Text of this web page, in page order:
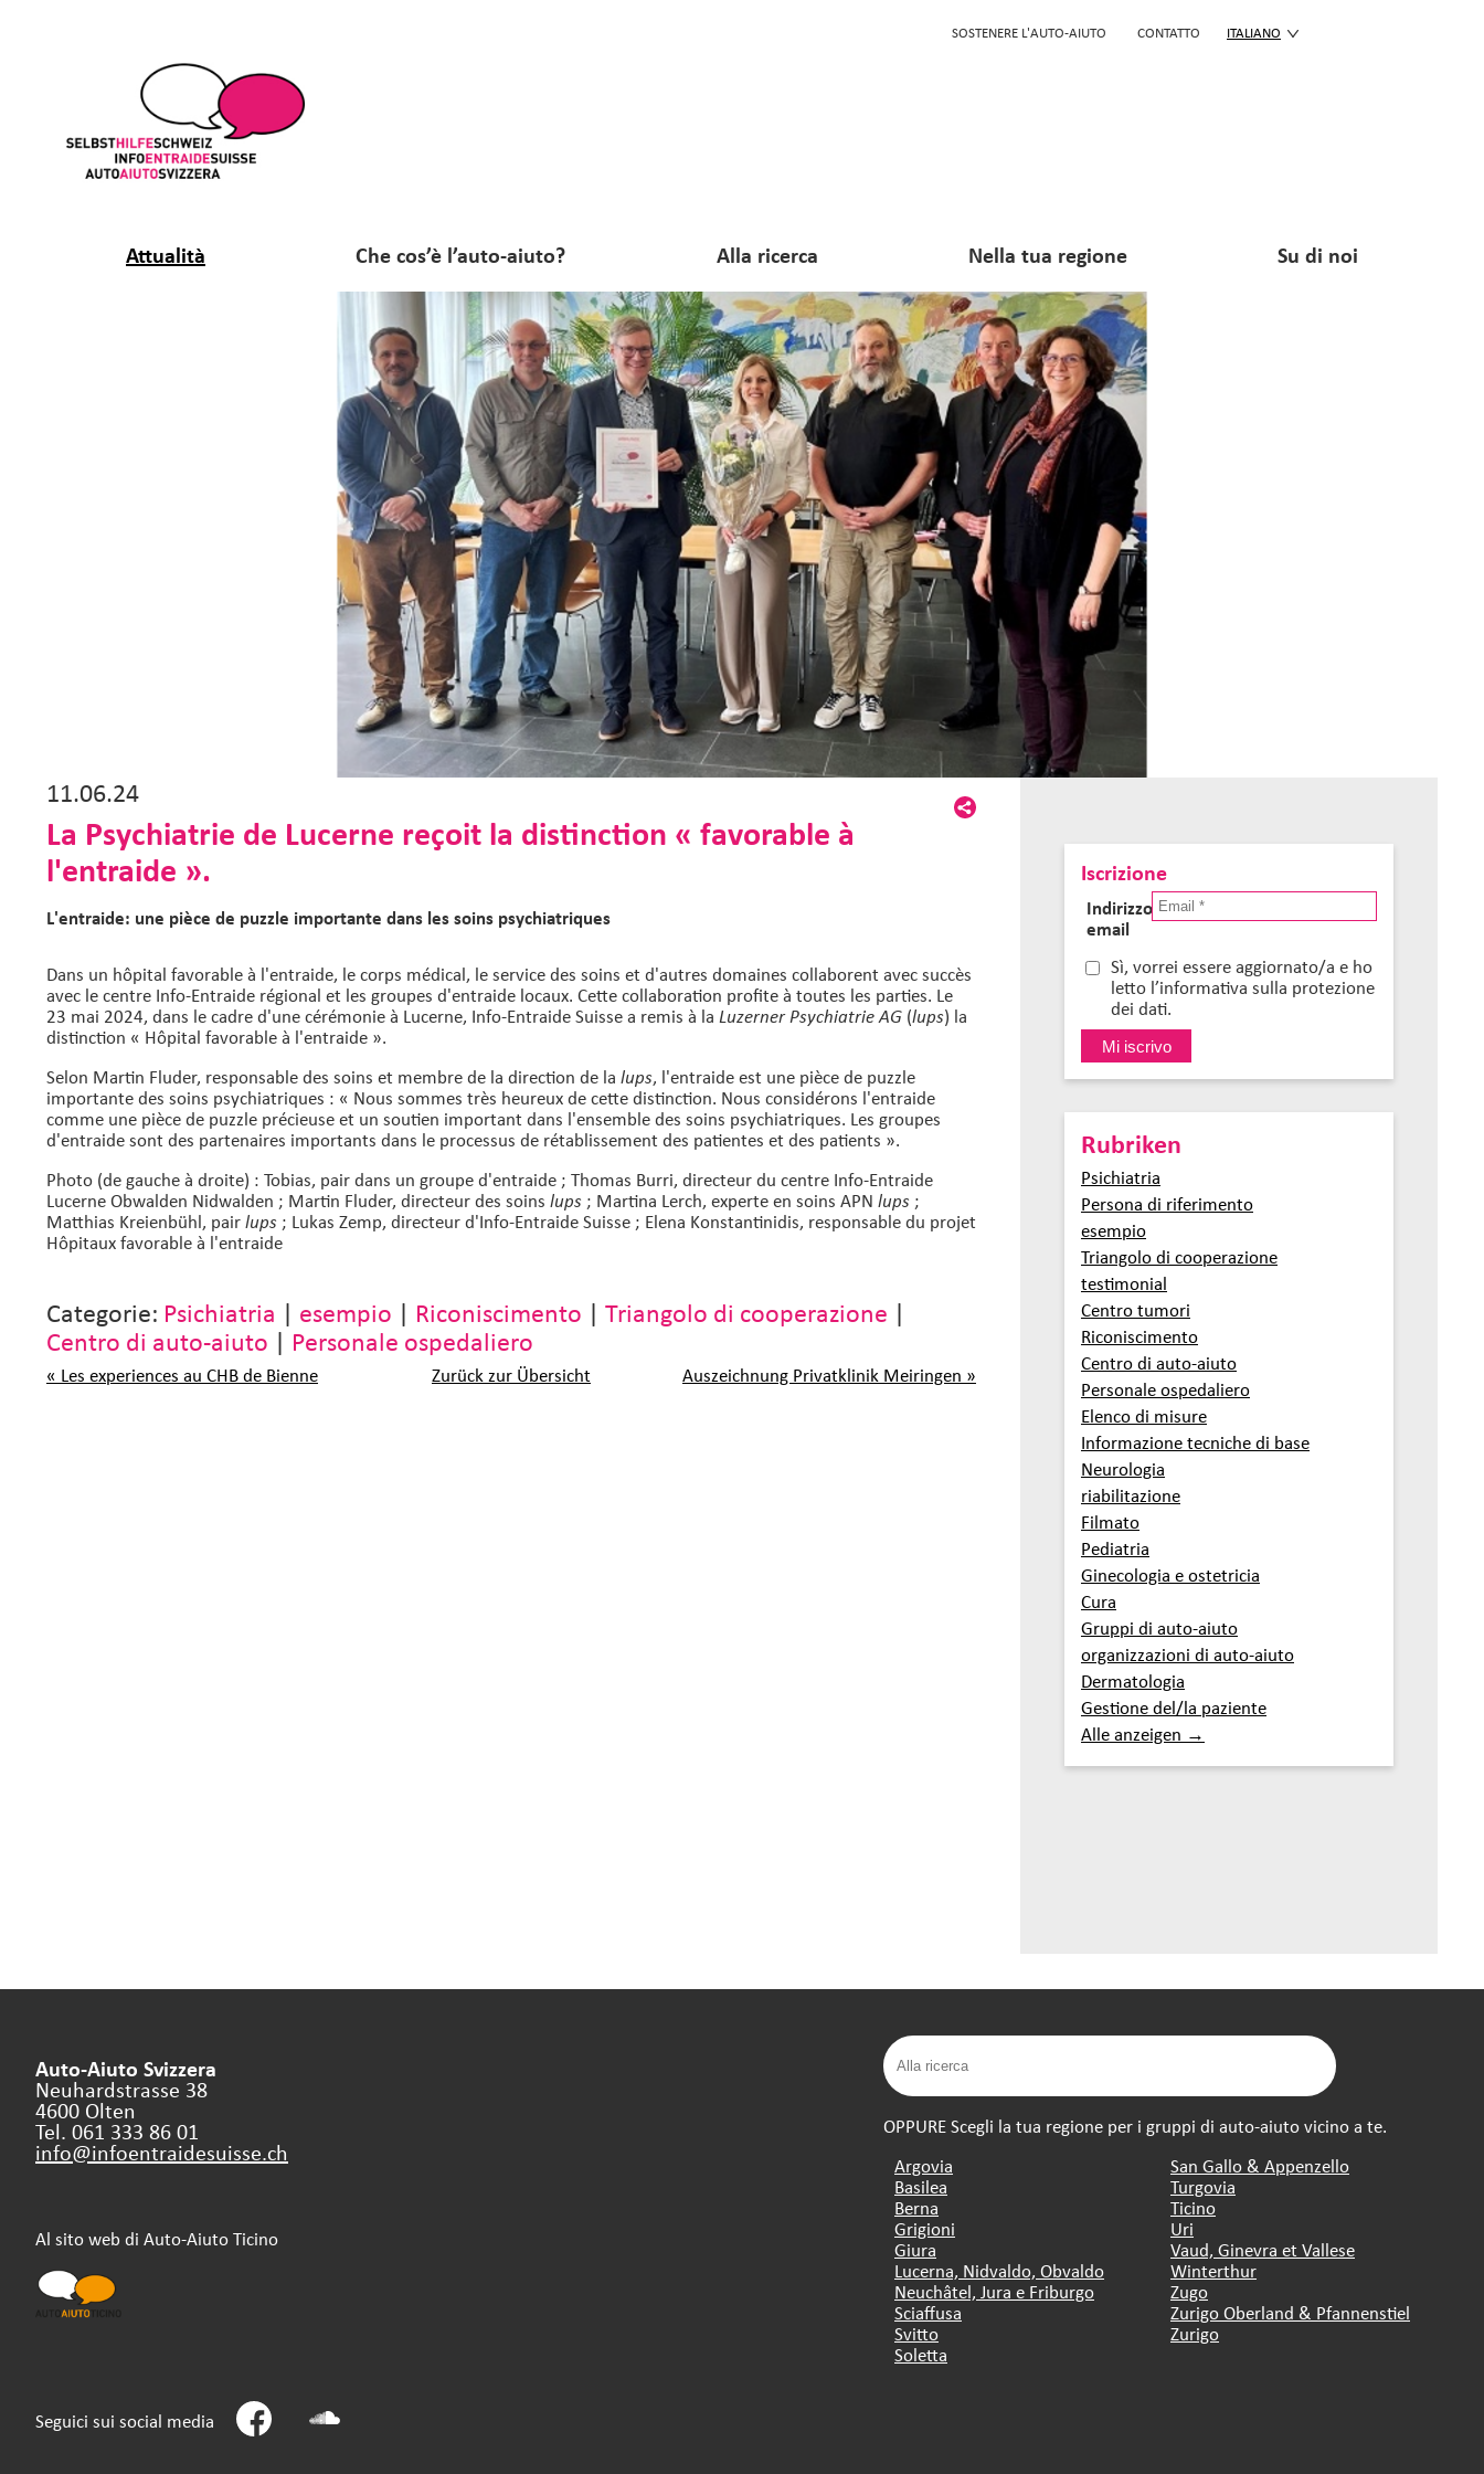
SOSTENERE L'AUTO-AIUTO CONTATTO ITALIANO
Attualità Che cos’è l’auto-aiuto? Alla ricerca Nella tua regione Su di noi
11.06.24
La Psychiatrie de Lucerne reçoit la distinction « favorable à
l'entraide ».
L'entraide: une pièce de puzzle importante dans les soins psychiatriques
Dans un hôpital favorable à l'entraide, le corps médical, le service des soins et d'autres domaines collaborent avec succès
avec le centre Info-Entraide régional et les groupes d'entraide locaux. Cette collaboration profite à toutes les parties. Le
23 mai 2024, dans le cadre d'une cérémonie à Lucerne, Info-Entraide Suisse a remis à la Luzerner Psychiatrie AG (lups) la
distinction « Hôpital favorable à l'entraide ».
Selon Martin Fluder, responsable des soins et membre de la direction de la lups, l'entraide est une pièce de puzzle
importante des soins psychiatriques : « Nous sommes très heureux de cette distinction. Nous considérons l'entraide
comme une pièce de puzzle précieuse et un soutien important dans l'ensemble des soins psychiatriques. Les groupes
d'entraide sont des partenaires importants dans le processus de rétablissement des patientes et des patients ».
Photo (de gauche à droite) : Tobias, pair dans un groupe d'entraide ; Thomas Burri, directeur du centre Info-Entraide
Lucerne Obwalden Nidwalden ; Martin Fluder, directeur des soins lups ; Martina Lerch, experte en soins APN lups ;
Matthias Kreienbühl, pairlups ; Lukas Zemp, directeur d'Info-Entraide Suisse ; Elena Konstantinidis, responsable du projet
Hôpitaux favorable à l'entraide
Categorie: Psichiatria | esempio | Riconiscimento | Triangolo di cooperazione |
Centro di auto-aiuto | Personale ospedaliero
« Les experiences au CHB de Bienne Zurück zur Übersicht Auszeichnung Privatklinik Meiringen »
Iscrizione
Indirizzo
email
Sì, vorrei essere aggiornato/a e ho
letto l’informativa sulla protezione
dei dati.
Rubriken
Psichiatria
Persona di riferimento
esempio
Triangolo di cooperazione
testimonial
Centro tumori
Riconiscimento
Centro di auto-aiuto
Personale ospedaliero
Elenco di misure
Informazione tecniche di base
Neurologia
riabilitazione
Filmato
Pediatria
Ginecologia e ostetricia
Cura
Gruppi di auto-aiuto
organizzazioni di auto-aiuto
Dermatologia
Gestione del/la paziente
Alle anzeigen →
Auto-Aiuto Svizzera
Neuhardstrasse 38
4600 Olten
Tel. 061 333 86 01
info@infoentraidesuisse.ch
Al sito web di Auto-Aiuto Ticino
Seguici sui social media
OPPURE Scegli la tua regione per i gruppi di auto-aiuto vicino a te.
Argovia
Basilea
Berna
Grigioni
Giura
Lucerna, Nidvaldo, Obvaldo
Neuchâtel, Jura e Friburgo
Sciaffusa
Svitto
Soletta
San Gallo & Appenzello
Turgovia
Ticino
Uri
Vaud, Ginevra et Vallese
Winterthur
Zugo
Zurigo Oberland & Pfannenstiel
Zurigo